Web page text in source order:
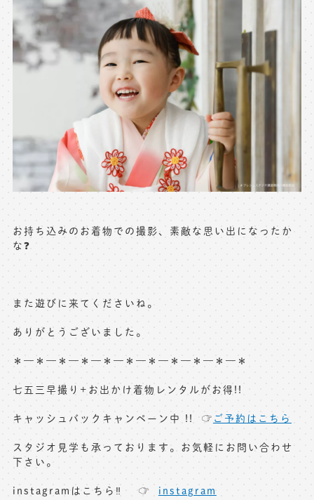
お持ち込みのお着物での撮影、素敵な思い出になったか
な❓
また遊びに来てくださいね。
ありがとうございました。
＊—＊—＊—＊—＊—＊—＊—＊—＊—＊—＊
七五三早撮り+お出かけ着物レンタルがお得!!
キャッシュバックキャンペーン中 !! ☞ ご予約はこちら
スタジオ見学も承っております。お気軽にお問い合わせ
下さい。
instagramはこちら‼︎ ☞ instagram